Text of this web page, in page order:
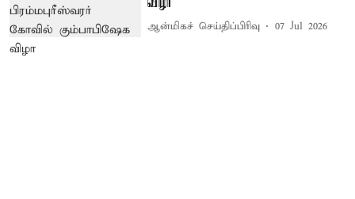
ஆன்மிகச் செய்திப்பிரிவு 07 Jul 2026